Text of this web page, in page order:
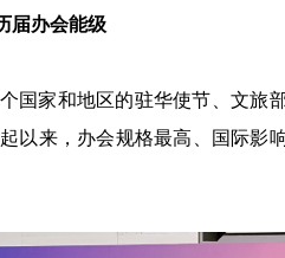
届办会能级
国家和地区的驻华使节、文旅
以来，办会规格最高、国际影